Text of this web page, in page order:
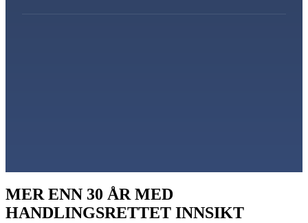
MER ENN 30 ÅR MED
HANDLINGSRETTET INNSIKT